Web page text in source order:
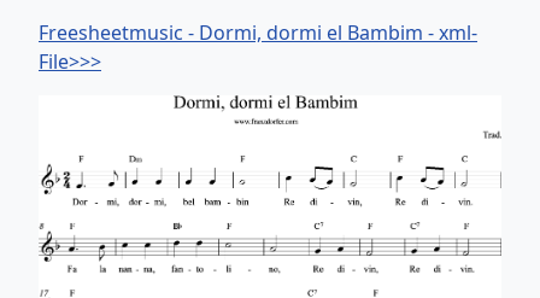
Freesheetmusic - Dormi, dormi el Bambim - xml-
File>>>